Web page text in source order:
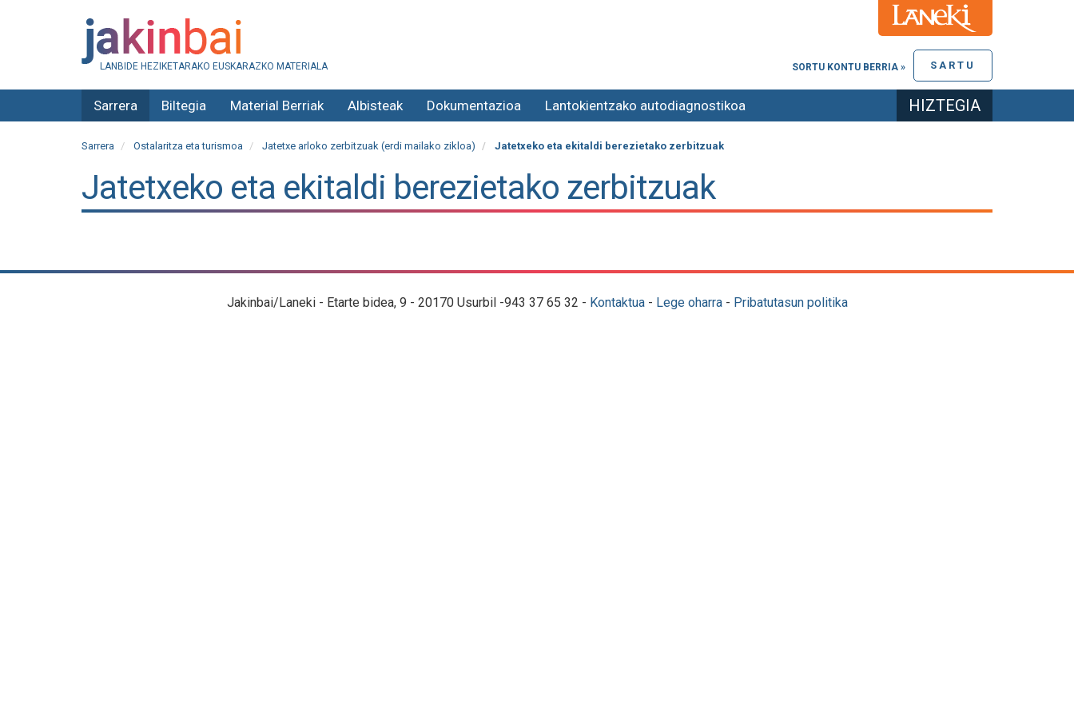
LANBIDE HEZIKETARAKO EUSKARAZKO MATERIALA SARTU
SORTU KONTU BERRIA »
Sarrera Biltegia Material Berriak Albisteak Dokumentazioa Lantokientzako autodiagnostikoa HIZTEGIA
Sarrera Ostalaritza eta turismoa Jatetxe arloko zerbitzuak (erdi mailako zikloa) Jatetxeko eta ekitaldi berezietako zerbitzuak
Jatetxeko eta ekitaldi berezietako zerbitzuak
Jakinbai/Laneki - Etarte bidea, 9 - 20170 Usurbil -943 37 65 32 - Kontaktua- Lege oharra- Pribatutasun politika